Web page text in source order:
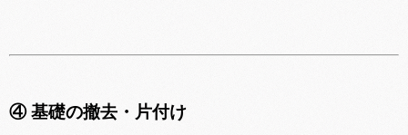
④ 基礎の撤去・片付け